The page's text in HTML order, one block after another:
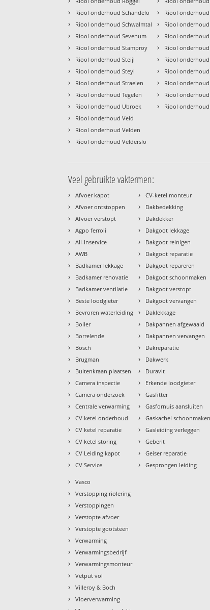
› Riool onderhoud Schandelo
› Riool onderhoud Schwalmtal
› Riool onderhoud Sevenum
› Riool onderhoud Stamproy
› Riool onderhoud Steijl
› Riool onderhoud Steyl
› Riool onderhoud Straelen
› Riool onderhoud Tegelen
› Riool onderhoud Ubroek
› Riool onderhoud Veld
› Riool onderhoud Velden
› Riool onderhoud Velderslo
› Riool
› Riool onderhoud
› Riool
› Riool
› Riool
› Riool
› Riool
› Riool
› Riool onderhoud
Veel gebruikte vaktermen:
› Afvoer kapot
› Afvoer ontstoppen
› Afvoer verstopt
› Agpo ferroli
› All-Inservice
› AWB
› Badkamer lekkage
› Badkamer renovatie
› Badkamer ventilatie
› Beste loodgieter
› Bevroren waterleiding
› Boiler
› Borrelende
› Bosch
› Brugman
› Buitenkraan plaatsen
› Camera inspectie
› Camera onderzoek
› Centrale verwarming
› CV ketel onderhoud
› CV ketel reparatie
› CV ketel storing
› CV Leiding kapot
› CV Service
› CV-ketel monteur
› Dakbedekking
› Dakdekker
› Dakgoot lekkage
› Dakgoot reinigen
› Dakgoot reparatie
› Dakgoot repareren
› Dakgoot schoonmaken
› Dakgoot verstopt
› Dakgoot vervangen
› Daklekkage
› Dakpannen afgewaaid
› Dakpannen vervangen
› Dakreparatie
› Dakwerk
› Duravit
› Erkende loodgieter
› Gasfitter
› Gasfornuis aansluiten
› Gaskachel schoonmaken
› Gasleiding verleggen
› Geberit
› Geiser reparatie
› Gesprongen leiding
› Vasco
› Verstopping riolering
› Verstoppingen
› Verstopte afvoer
› Verstopte gootsteen
› Verwarming
› Verwarmingsbedrijf
› Verwarmingsmonteur
› Vetput vol
› Villeroy & Boch
› Vloerverwarming